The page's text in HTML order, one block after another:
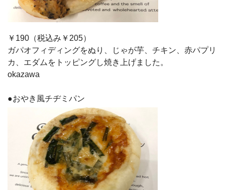
￥190（税込み￥205）
ガパオフィディングをぬり、じゃが芋、チキン、赤パプリ
カ、エダムをトッピングし焼き上げました。
okazawa
●おやき風チヂミパン